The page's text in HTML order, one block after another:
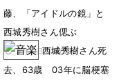
藤、「アイドルの鏡」と
西城秀樹さん偲ぶ
5月19日 08時39分
西城秀樹さん死
去、63歳 03年に脳梗塞